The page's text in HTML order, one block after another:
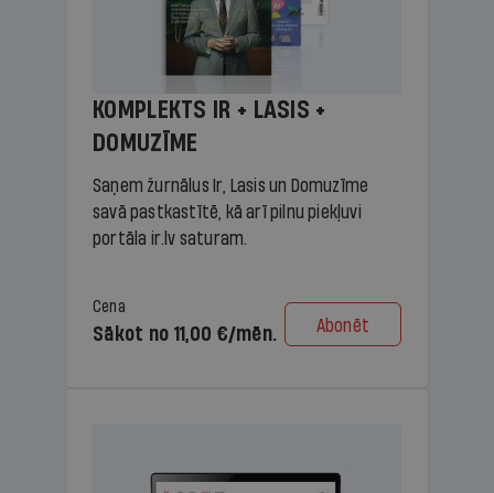
KOMPLEKTS IR + LASIS +
DOMUZĪME
Saņem žurnālus Ir, Lasis un Domuzīme
savā pastkastītē, kā arī pilnu piekļuvi
portāla ir.lv saturam.
Cena
Sākot no 11,00 €/mēn. Abonēt